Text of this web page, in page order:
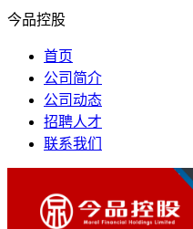
今品控股
首页
公司简介
公司动态
招聘人才
联系我们